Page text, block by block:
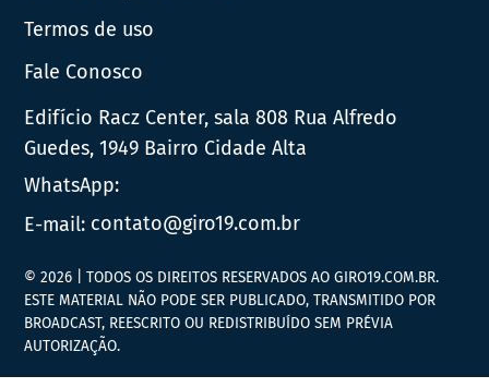
Termos de uso
Fale Conosco
Edifício Racz Center, sala 808 Rua Alfredo
Guedes, 1949 Bairro Cidade Alta
WhatsApp:
E-mail: contato@giro19.com.br
© 2026 | TODOS OS DIREITOS RESERVADOS AO GIRO19.COM.BR.
ESTE MATERIAL NÃO PODE SER PUBLICADO, TRANSMITIDO POR
BROADCAST, REESCRITO OU REDISTRIBUÍDO SEM PRÉVIA
AUTORIZAÇÃO.